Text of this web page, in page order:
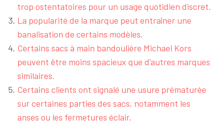
trop ostentatoires pour un usage quotidien discret.
La popularité de la marque peut entraîner une
banalisation de certains modèles.
Certains sacs à main bandoulière Michael Kors
peuvent être moins spacieux que d’autres marques
similaires.
Certains clients ont signalé une usure prématurée
sur certaines parties des sacs, notamment les
anses ou les fermetures éclair.